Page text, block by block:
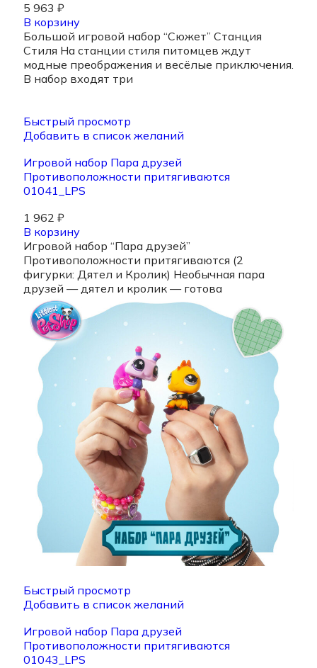
5 963 ₽
В корзину
Большой игровой набор “Сюжет” Станция
Стиля На станции стиля питомцев ждут
модные преображения и весёлые приключения.
В набор входят три
Быстрый просмотр
Добавить в список желаний
Игровой набор Пара друзей
Противоположности притягиваются
01041_LPS
1 962 ₽
В корзину
Игровой набор “Пара друзей”
Противоположности притягиваются (2
фигурки: Дятел и Кролик) Необычная пара
друзей — дятел и кролик — готова
Быстрый просмотр
Добавить в список желаний
Игровой набор Пара друзей
Противоположности притягиваются
01043_LPS